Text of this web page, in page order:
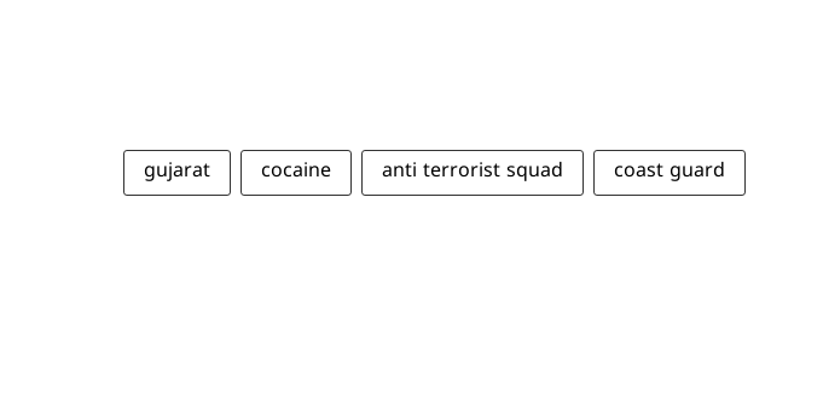
gujarat cocaine anti terrorist squad coast guard